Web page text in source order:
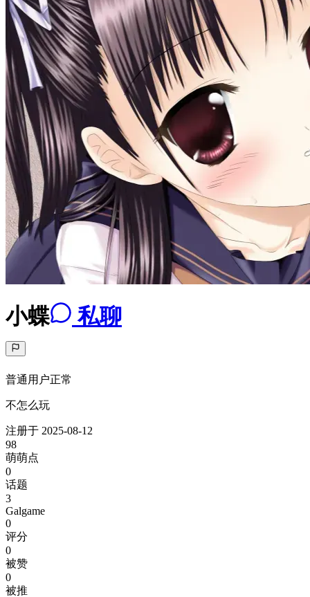
小蝶 私聊
普通用户正常
不怎么玩
注册于 2025-08-12
98
萌萌点
0
话题
3
Galgame
0
评分
0
被赞
0
被推